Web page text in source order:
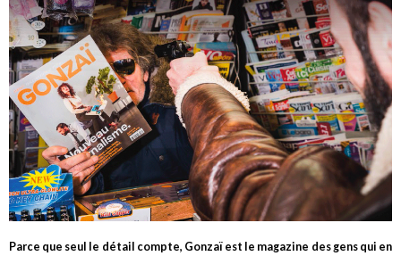
Parce que seul le détail compte, Gonzaï est le magazine des gens qui en